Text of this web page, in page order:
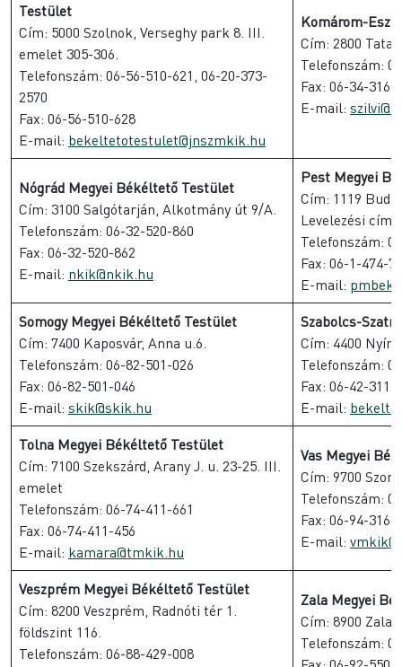
Testület
Cím: 5000 Szolnok, Verseghy park 8. III.
emelet 305-306.
Telefonszám: 06-56-510-621, 06-20-373-
2570
Fax: 06-56-510-628
E-mail: bekeltetotestulet@jnszmkik.hu
Komárom-
Cím: 2800
Telefonszám:
Fax: 06-34-316-
E-mail:
Nógrád Megyei Békéltető Testület
Cím: 3100 Salgótarján, Alkotmány út 9/A.
Telefonszám: 06-32-520-860
Fax: 06-32-520-862
E-mail: nkik@nkik.hu
Pest Megyei
Cím: 1119
Levelezési cím:
Telefonszám:
Fax: 06-1-474-
E-mail:
Somogy Megyei Békéltető Testület
Cím: 7400 Kaposvár, Anna u.6.
Telefonszám: 06-82-501-026
Fax: 06-82-501-046
E-mail: skik@skik.hu
Szabolcs-
Cím: 4400
Telefonszám:
Fax: 06-42-311-
E-mail:
Tolna Megyei Békéltető Testület
Cím: 7100 Szekszárd, Arany J. u. 23-25. III.
emelet
Telefonszám: 06-74-411-661
Fax: 06-74-411-456
E-mail: kamara@tmkik.hu
Vas Megyei
Cím: 9700
Telefonszám:
Fax: 06-94-316-
E-mail:
Veszprém Megyei Békéltető Testület
Cím: 8200 Veszprém, Radnóti tér 1.
földszint 116.
Telefonszám: 06-88-429-008
Zala Megyei
Cím: 8900
Telefonszám: